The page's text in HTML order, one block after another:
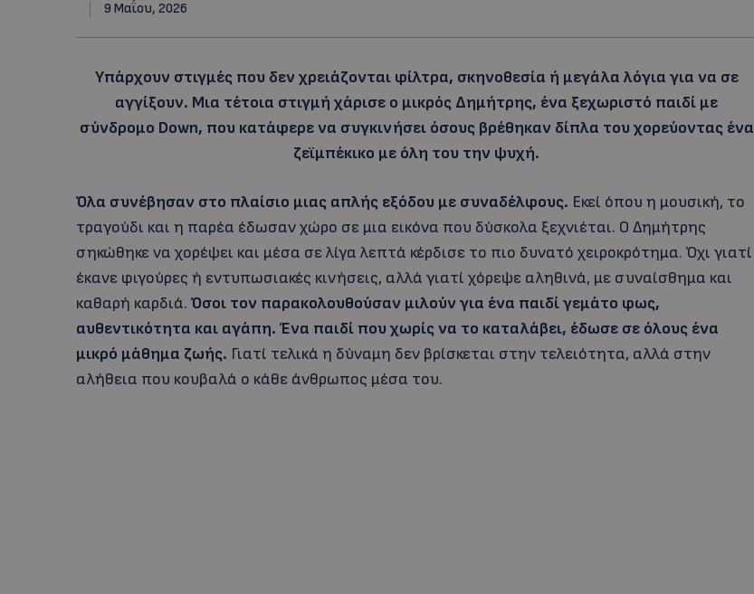
9 Μαΐου, 2026
Υπάρχουν στιγμές που δεν χρειάζονται φίλτρα, σκηνοθεσία ή μεγάλα λόγια για να σε
αγγίξουν. Μια τέτοια στιγμή χάρισε ο μικρός Δημήτρης, ένα ξεχωριστό παιδί με
σύνδρομο Down, που κατάφερε να συγκινήσει όσους βρέθηκαν δίπλα του χορεύοντας ένα
ζεϊμπέκικο με όλη του την ψυχή.
Όλα συνέβησαν στο πλαίσιο μιας απλής εξόδου με συναδέλφους. Εκεί όπου η μουσική, το
τραγούδι και η παρέα έδωσαν χώρο σε μια εικόνα που δύσκολα ξεχνιέται. Ο Δημήτρης
σηκώθηκε να χορέψει και μέσα σε λίγα λεπτά κέρδισε το πιο δυνατό χειροκρότημα. Όχι γιατί
έκανε φιγούρες ή εντυπωσιακές κινήσεις, αλλά γιατί χόρεψε αληθινά, με συναίσθημα και
καθαρή καρδιά. Όσοι τον παρακολουθούσαν μιλούν για ένα παιδί γεμάτο φως,
αυθεντικότητα και αγάπη. Ένα παιδί που χωρίς να το καταλάβει, έδωσε σε όλους ένα
μικρό μάθημα ζωής. Γιατί τελικά η δύναμη δεν βρίσκεται στην τελειότητα, αλλά στην
αλήθεια που κουβαλά ο κάθε άνθρωπος μέσα του.